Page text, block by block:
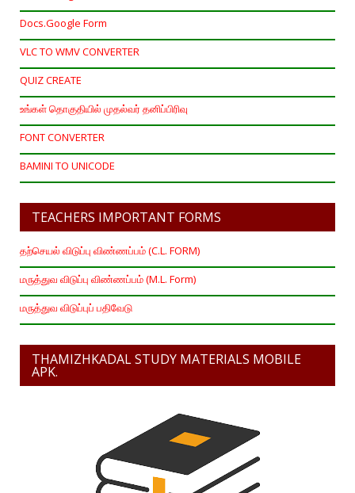
Docs.Google Form
VLC TO WMV CONVERTER
QUIZ CREATE
உங்கள் தொகுதியில் முதல்வர் தனிப்பிரிவு
FONT CONVERTER
BAMINI TO UNICODE
TEACHERS IMPORTANT FORMS
தற்செயல் விடுப்பு விண்ணப்பம் (C.L. FORM)
மருத்துவ விடுப்பு விண்ணப்பம் (M.L. Form)
மருத்துவ விடுப்புப் பதிவேடு
THAMIZHKADAL STUDY MATERIALS MOBILE
APK.